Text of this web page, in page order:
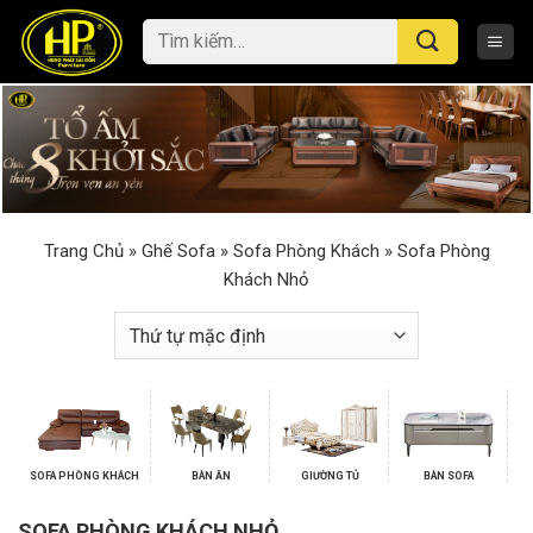
content
Tìm
kiếm:
Trang Chủ» Ghế Sofa» Sofa Phòng Khách » Sofa Phòng
Khách Nhỏ
SOFA PHÒNG KHÁCH BÀN ĂN GIƯỜNG TỦ BÀN SOFA